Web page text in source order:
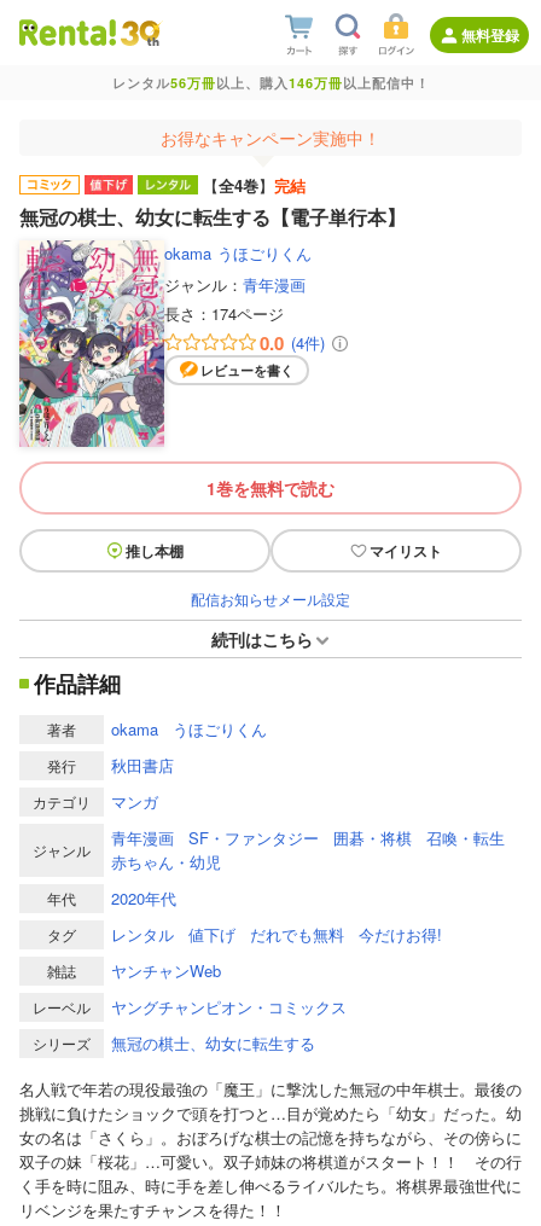
無料登録
レンタル56万冊以上、購入146万冊以上配信中！
お得なキャンペーン実施中！
【全4巻】 完結
無冠の棋士、幼女に転生する【電子単行本】
okama うほごりくん
ジャンル： 青年漫画
長さ： 174ページ
0.0 (4件)
レビューを書く
1巻を無料で読む
推し本棚 マイリスト
配信お知らせメール設定
続刊はこちら
作品詳細
著者 okama うほごりくん
発行 秋田書店
カテゴリ マンガ
ジャンル
青年漫画 SF・ファンタジー 囲碁・将棋
召喚・転生
赤ちゃん・幼児
年代 2020年代
タグ レンタル 値下げ だれでも無料 今だけお得!
雑誌 ヤンチャンWeb
レーベル ヤングチャンピオン・コミックス
シリーズ
無冠の棋士、幼女に転生する
名人戦で年若の現役最強の「魔王」に撃沈した無冠の中年棋士。最後の
挑戦に負けたショックで頭を打つと…目が覚めたら「幼女」だった。幼
女の名は「さくら」。おぼろげな棋士の記憶を持ちながら、その傍らに
双子の妹「桜花」…可愛い。双子姉妹の将棋道がスタート！！ その行
く手を時に阻み、時に手を差し伸べるライバルたち。将棋界最強世代に
リベンジを果たすチャンスを得た！！